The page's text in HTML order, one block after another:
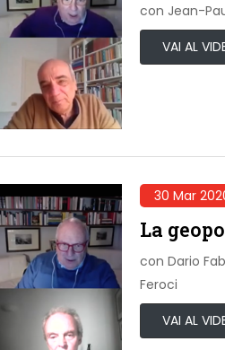
con Jean-
VAI AL
30 Mar
La
con Dario
Feroci
VAI AL